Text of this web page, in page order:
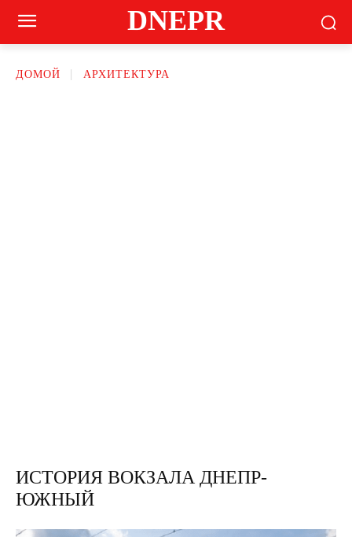
DNEPR
ДОМОЙ АРХИТЕКТУРА
ИСТОРИЯ ВОКЗАЛА ДНЕПР-
ЮЖНЫЙ